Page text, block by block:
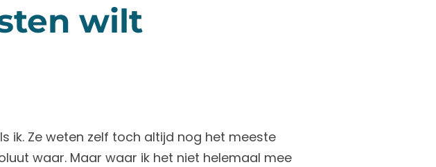
wilt
ik. Ze weten zelf toch altijd nog het meeste
waar. Maar waar ik het niet helemaal mee